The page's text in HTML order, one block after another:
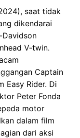
saat tidak
dikendarai
V-twin.
Captain
Easy Rider. Di
Peter Fonda
motor
dalam film
dari aksi